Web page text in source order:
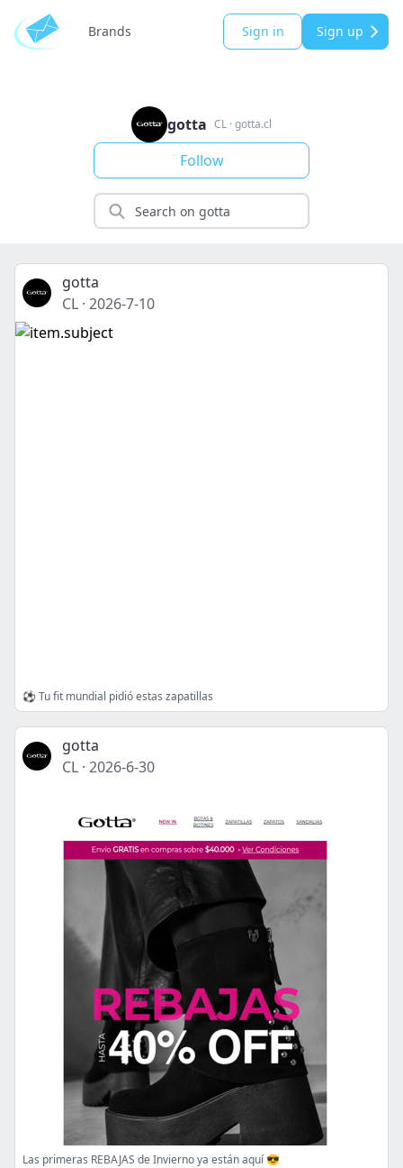
Brands Sign in Sign up
gotta CL ·gotta.cl
Follow
gotta
CL · 2026-7-10
⚽ Tu fit mundial pidió estas zapatillas
gotta
CL · 2026-6-30
Las primeras REBAJAS de Invierno ya están aquí 😎